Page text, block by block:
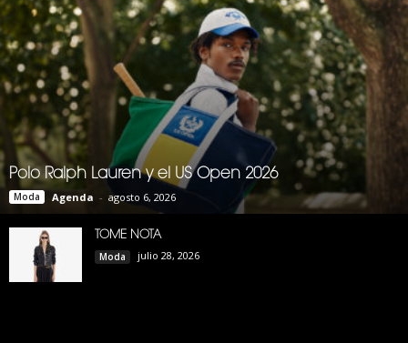
Polo Ralph Lauren y el US Open 2026
Moda Agenda - agosto 6, 2026
TOME NOTA
Moda julio 28, 2026